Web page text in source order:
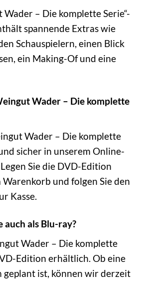
Wader – Die komplette Serie“-
spannende Extras wie
Schauspielern, einen Blick
ein Making-Of und eine
Wader – Die komplette
Wader – Die komplette
sicher in unserem Online-
Sie die DVD-Edition
und folgen Sie den
Kasse.
auch als Blu-ray?
Wader – Die komplette
Edition erhältlich. Ob eine
geplant ist, können wir derzeit